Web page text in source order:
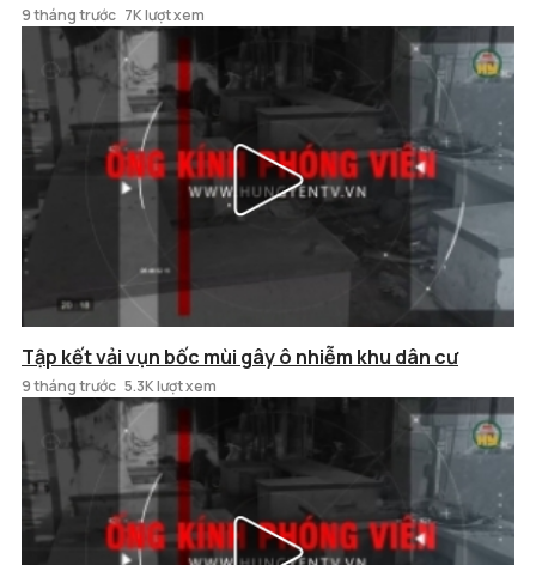
9 tháng trước 7K lượt xem
Tập kết vải vụn bốc mùi gây ô nhiễm khu dân cư
9 tháng trước 5.3K lượt xem